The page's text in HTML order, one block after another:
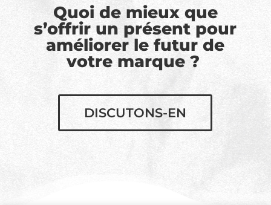
Quoi de mieux que
s’offrir un présent pour
améliorer le futur de
votre marque ?
DISCUTONS-EN